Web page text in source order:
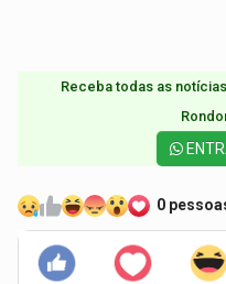
Receba todas as
0